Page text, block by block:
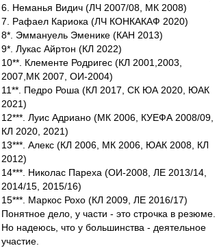
6. Неманья Видич (ЛЧ 2007/08, МК 2008)
7. Рафаел Кариока (ЛЧ КОНКАКАФ 2020)
8*. Эммануель Эменике (КАН 2013)
9*. Лукас Айртон (КЛ 2022)
10**. Клементе Родригес (КЛ 2001,2003,
2007,МК 2007, ОИ-2004)
11**. Педро Роша (КЛ 2017, СК ЮА 2020, ЮАК
2021)
12***. Луис Адриано (МК 2006, КУЕФА 2008/09,
КЛ 2020, 2021)
13***. Алекс (КЛ 2006, МК 2006, ЮАК 2008, КЛ
2012)
14***. Николас Пареха (ОИ-2008, ЛЕ 2013/14,
2014/15, 2015/16)
15***. Маркос Рохо (КЛ 2009, ЛЕ 2016/17)
Понятное дело, у части - это строчка в резюме.
Но надеюсь, что у большинства - деятельное
участие.